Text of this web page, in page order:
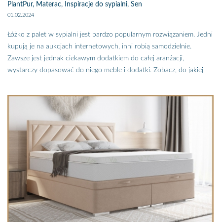
PlantPur, Materac, Inspiracje do sypialni, Sen
01.02.2024
Łóżko z palet w sypialni jest bardzo popularnym rozwiązaniem. Jedni
kupują je na aukcjach internetowych, inni robią samodzielnie.
Zawsze jest jednak ciekawym dodatkiem do całej aranżacji,
wystarczy dopasować do niego meble i dodatki. Zobacz, do jakiej
jaką kolorystykę zastosować w sypialni z łóżkiem z palet.
Sypialnia to oaza spokoju, miejsce wypoczynku, aranżacja tego
pomieszczenia powinna więc być maksymalnie dopasowana do
gustu i potrzeb jej właścicieli. Z tego też powodu, wybierając do niej
meble, kierujemy się nie trendami, lecz własnym gustem i
preferencjami wizualnymi. Równie ważny jest oczywiście komfort jej
użytkowania i funkcjonalność, ale dla każdego będzie to oznaczać
coś zupełnie innego. Jeśli więc marzy wam się łóżko z palet, nic nie
stoi na przeszkodzie, żeby je wkomponować do wnętrza, w którym
chcemy mieć gotową szafę, stoliki nocne i komody z sieciówki lub
zabudowę meblową pod wymiar. Zobaczcie jak wkomponować